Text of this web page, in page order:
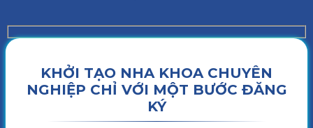
KHỞI TẠO NHA KHOA CHUYÊN
NGHIỆP CHỈ VỚI MỘT BƯỚC ĐĂNG
KÝ